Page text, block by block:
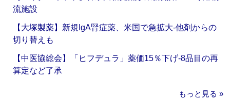
流施設
【大塚製薬】新規IgA腎症薬、米国で急拡大‐他剤からの
切り替えも
【中医協総会】「ヒフデュラ」薬価15％下げ‐8品目の再
算定など了承
もっと見る »